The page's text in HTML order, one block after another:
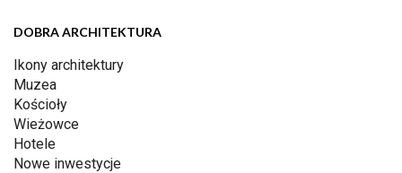
DOBRA ARCHITEKTURA
Ikony architektury
Muzea
Kościoły
Wieżowce
Hotele
Nowe inwestycje